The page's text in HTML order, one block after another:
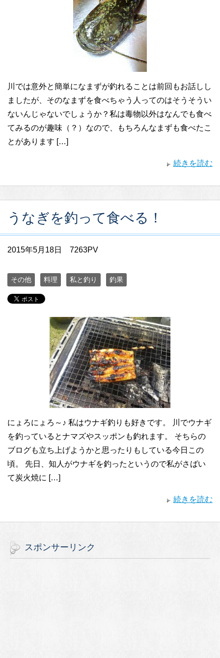
川では意外と簡単になまずが釣れることは前回もお話しし
ましたが、そのなまずを食べちゃう人ってのはそうそうい
ないんじゃないでしょうか？私は毒物以外はなんでも食べ
てみるのが趣味（？）なので、もちろんなまずも食べたこ
とがあります […]
続きを読む
うなぎを釣って食べる！
2015年5月18日 7263PV
その他 料理 私と釣り 釣果
にょろにょろ～♪ 私はウナギ釣りも好きです。 川でウナギ
を釣っているとナマズやスッポンも釣れます。 そちらの
ブログも立ち上げようかと思ったりもしている今日この
頃。 先日、知人がウナギを釣ったというので私がさばい
て炭火焼に […]
続きを読む
スポンサーリンク